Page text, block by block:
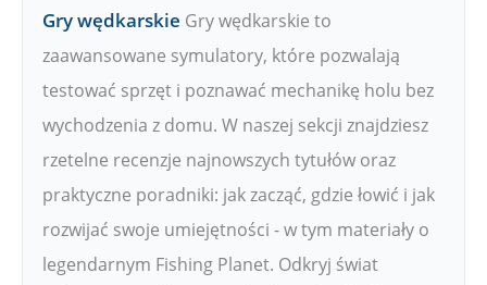
Gry wędkarskie Gry wędkarskie to
zaawansowane symulatory, które pozwalają
testować sprzęt i poznawać mechanikę holu bez
wychodzenia z domu. W naszej sekcji znajdziesz
rzetelne recenzje najnowszych tytułów oraz
praktyczne poradniki: jak zacząć, gdzie łowić i jak
rozwijać swoje umiejętności - w tym materiały o
legendarnym Fishing Planet. Odkryj świat